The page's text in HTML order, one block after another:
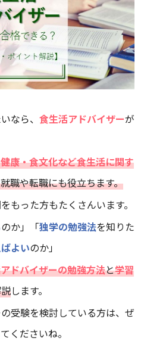
なら、 食生活アドバイザーが
康・食文化など食生活に関す
職や転職にも役立ちます。
もった方もたくさんいます。
のか」「独学の勉強法を知りた
よいのか」
ドバイザーの勉強方法と学習
します。
受験を検討している方は、ぜ
くださいね。